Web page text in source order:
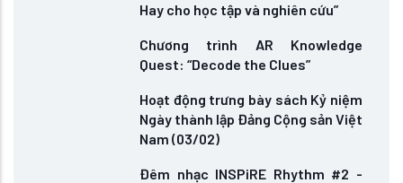
Hay cho học tập và nghiên cứu”
Chương trình AR Knowledge
Quest: “Decode the Clues”
Hoạt động trưng bày sách Kỷ niệm
Ngày thành lập Đảng Cộng sản Việt
Nam (03/02)
Đêm nhạc INSPiRE Rhythm #2 -